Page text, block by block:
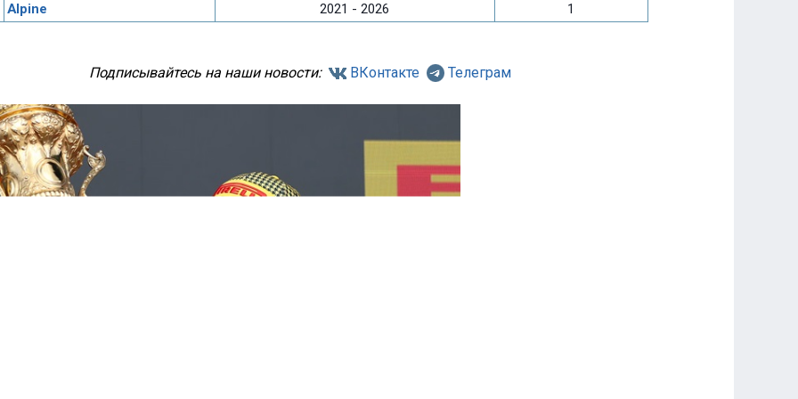
Alpine 2021 - 2026 1
Подписывайтесь на наши новости: ВКонтакте Телеграм